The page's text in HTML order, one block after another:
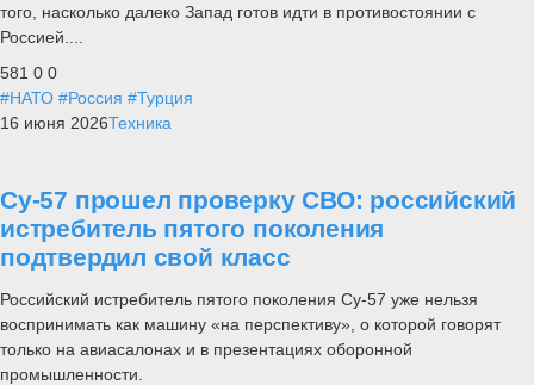
того, насколько далеко Запад готов идти в противостоянии с
Россией....
581 0 0
#НАТО #Россия #Турция
16 июня 2026Техника
Су-57 прошел проверку СВО: российский
истребитель пятого поколения
подтвердил свой класс
Российский истребитель пятого поколения Су-57 уже нельзя
воспринимать как машину «на перспективу», о которой говорят
только на авиасалонах и в презентациях оборонной
промышленности.